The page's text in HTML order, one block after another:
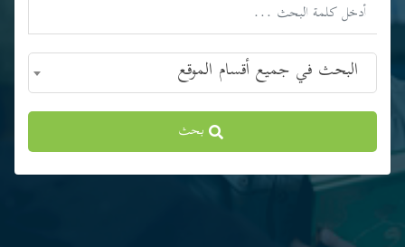
البحث في جميع أقسام الموقع
بحث